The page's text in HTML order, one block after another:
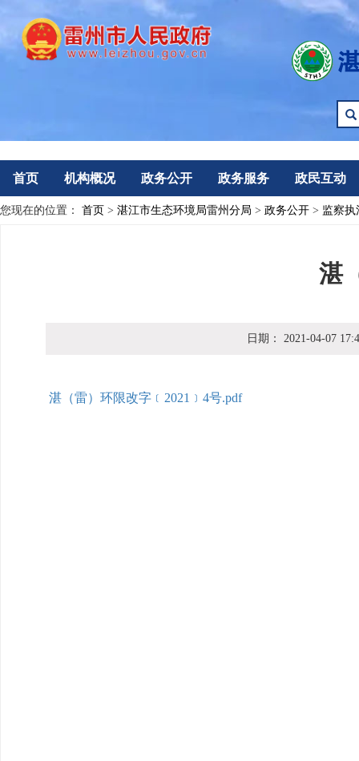
首页 机构概况 政务公开 政务服务 政民互动
您现在的位置： 首页 > 湛江市生态环境局雷州分局 > 政务公开 > 监察执
湛
日期： 2021-04-07
湛（雷）环限改字﹝2021﹞4号.pdf